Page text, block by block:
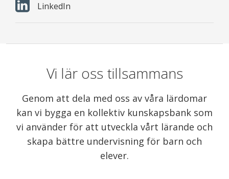
LinkedIn
Vi lär oss tillsammans
Genom att dela med oss av våra lärdomar
kan vi bygga en kollektiv kunskapsbank som
vi använder för att utveckla vårt lärande och
skapa bättre undervisning för barn och
elever.